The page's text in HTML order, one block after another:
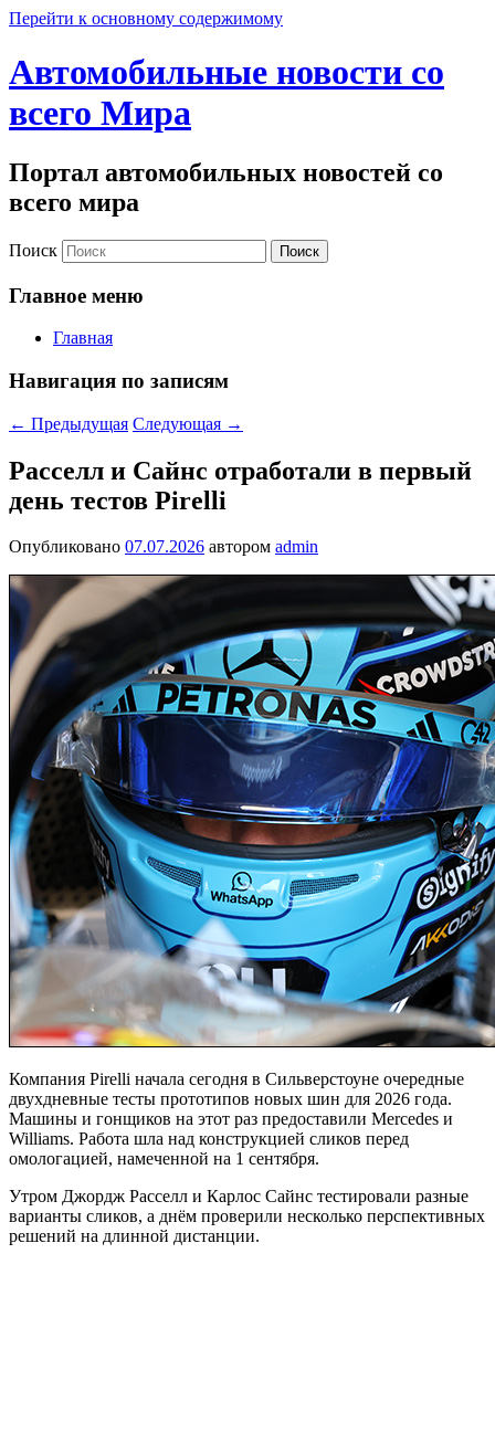
Перейти к основному содержимому
Автомобильные новости со
всего Мира
Портал автомобильных новостей со
всего мира
Поиск
Главное меню
Главная
Навигация по записям
← Предыдущая Следующая →
Расселл и Сайнс отработали в первый
день тестов Pirelli
Опубликовано 07.07.2026 автором admin
Компания Pirelli начала сегодня в Сильверстоуне очередные
двухдневные тесты прототипов новых шин для 2026 года.
Машины и гонщиков на этот раз предоставили Mercedes и
Williams. Работа шла над конструкцией сликов перед
омологацией, намеченной на 1 сентября.
Утром Джордж Расселл и Карлос Сайнс тестировали разные
варианты сликов, а днём проверили несколько перспективных
решений на длинной дистанции.